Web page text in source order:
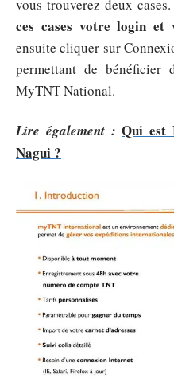
vous trouverez deux
ces cases votre login et
ensuite cliquer sur
permettant de bénéficier
MyTNT National.
Lire également : Qui est
Nagui ?